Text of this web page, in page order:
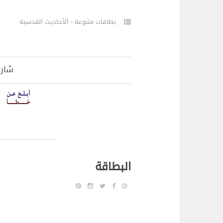
بطاقات متنوعة - الأحاديث القدسية
البطاقة